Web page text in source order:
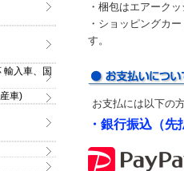
・梱包はエアーク
・ショッピングカ
す。
お支払には以下の
・銀行振込（先
輸入車、国
車)